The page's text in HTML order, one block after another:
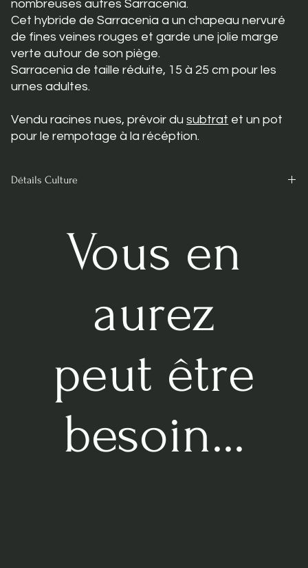
nombreuses autres Sarracenia.
Cet hybride de Sarracenia a un chapeau nervuré
de fines veines rouges et garde une jolie marge
verte autour de son piège.
Sarracenia de taille réduite, 15 à 25 cm pour les
urnes adultes.
Vendu racines nues, prévoir dusubtrat et un pot
pour le rempotage à la récéption.
Détails Culture
vigueur de la plante et qu’elle ne meurt pas prématurément.
Besoin de lumière et d’eau en abondance.
Pour plus de détails lisez notre guide sur l'eau
Vous en
aurez
peut être
besoin...